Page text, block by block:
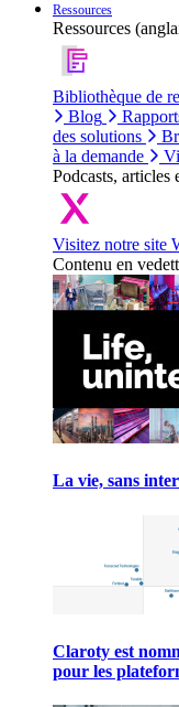
Ressources
Ressources
Bibliothèque de
Blog
des solutions
à la demande
Podcasts, articles
Visitez notre site
Contenu en
La vie, sans
Claroty est
pour les